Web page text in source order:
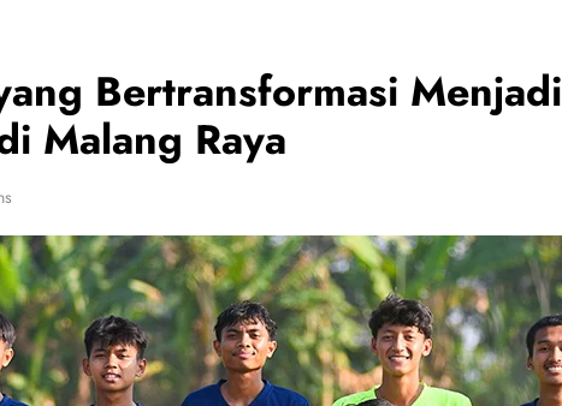
Bertransformasi Menjadi
Malang Raya